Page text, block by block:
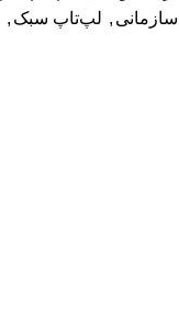
سازمانی , لپ‌تاپ سبک ,